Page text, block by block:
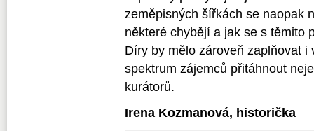
zeměpisných šířkách se naopak
některé chybějí a jak se s těmito
Díry by mělo zároveň zaplňovat i
spektrum zájemců přitáhnout
kurátorů.
Irena Kozmanová, historička